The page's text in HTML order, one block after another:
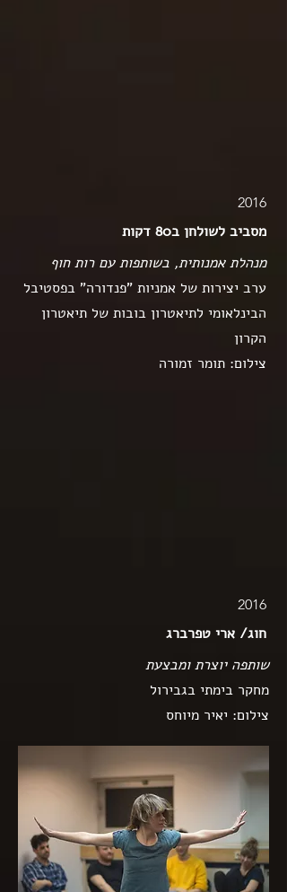
2016
מסביב לשולחן ב80 דקות
מנהלת אמנותית, בשותפות עם רות חוף
ערב יצירות של אמניות "פנדורה" בפסטיבל
הבינלאומי לתיאטרון בובות של תיאטרון
הקרון
צילום: תומר זמורה
2016
חוג/ ארי טפרברג
שותפה יוצרת ומבצעת
מחקר בימתי בגבירול
צילום: יאיר מיוחס